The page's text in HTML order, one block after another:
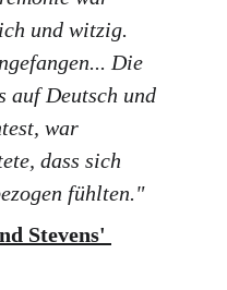
und witzig.
Die
auf Deutsch und
war
dass sich
fühlten."
Stevens'